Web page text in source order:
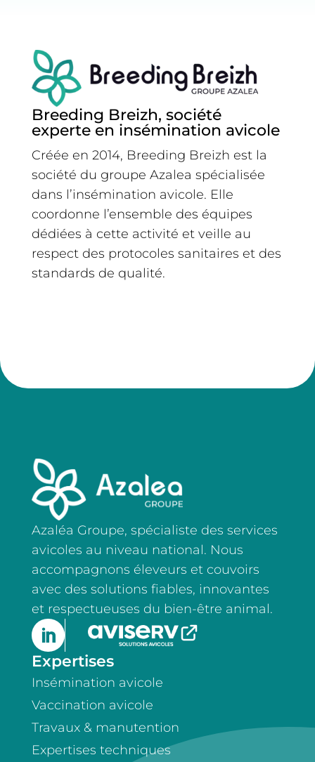
Breeding Breizh, société
experte en insémination avicole
Créée en 2014, Breeding Breizh est la
société du groupe Azalea spécialisée
dans l’insémination avicole. Elle
coordonne l’ensemble des équipes
dédiées à cette activité et veille au
respect des protocoles sanitaires et des
standards de qualité.
Azaléa Groupe, spécialiste des services
avicoles au niveau national. Nous
accompagnons éleveurs et couvoirs
avec des solutions fiables, innovantes
et respectueuses du bien-être animal.

Expertises
Insémination avicole
Vaccination avicole
Travaux & manutention
Expertises techniques